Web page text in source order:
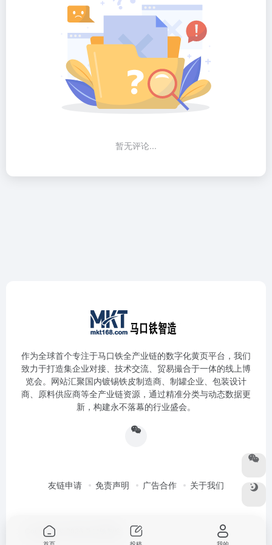
暂无评论...
作为全球首个专注于马口铁全产业链的数字化黄页平台，我们
致力于打造集企业对接、技术交流、贸易撮合于一体的线上博
览会。网站汇聚国内镀锡铁皮制造商、制罐企业、包装设计
商、原料供应商等全产业链资源，通过精准分类与动态数据更
新，构建永不落幕的行业盛会。
友链申请 免责声明 广告合作 关于我们
Copyright © 2026